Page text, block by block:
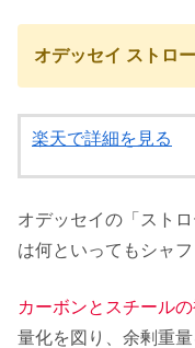
オデッセイ ストロ
楽天で詳細を見る
オデッセイの「スト
は何といってもシャ
カーボンとスチール
量化を図り、余剰重